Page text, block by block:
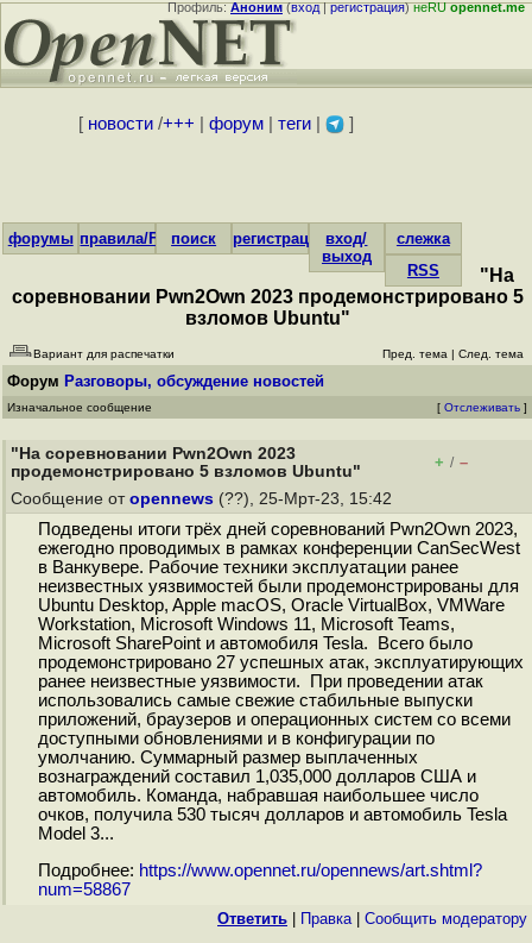
Профиль:Аноним(вход|регистрация)неRUopennet.me
[ новости/+++ форум| теги| ]
форумы правила/FAQпоиск регистрациявход/
выход
слежка
RSS
"На
соревновании Pwn2Own 2023 продемонстрировано 5
взломов Ubuntu"
Вариант для распечатки Пред. тема | След. тема
Форум Разговоры, обсуждение новостей
Изначальное сообщение [ Отслеживать ]
"На соревновании Pwn2Own 2023
продемонстрировано 5 взломов Ubuntu"
+ / –
Сообщение от opennews (??), 25-Мрт-23, 15:42
Подведены итоги трёх дней соревнований Pwn2Own 2023,
ежегодно проводимых в рамках конференции CanSecWest
в Ванкувере. Рабочие техники эксплуатации ранее
неизвестных уязвимостей были продемонстрированы для
Ubuntu Desktop, Apple macOS, Oracle VirtualBox, VMWare
Workstation, Microsoft Windows 11, Microsoft Teams,
Microsoft SharePoint и автомобиля Tesla. Всего было
продемонстрировано 27 успешных атак, эксплуатирующих
ранее неизвестные уязвимости. При проведении атак
использовались самые свежие стабильные выпуски
приложений, браузеров и операционных систем со всеми
доступными обновлениями и в конфигурации по
умолчанию. Суммарный размер выплаченных
вознаграждений составил 1,035,000 долларов США и
автомобиль. Команда, набравшая наибольшее число
очков, получила 530 тысяч долларов и автомобиль Tesla
Model 3...
Подробнее: https://www.opennet.ru/opennews/art.shtml?
num=58867
Ответить Правка| Cообщить модератору